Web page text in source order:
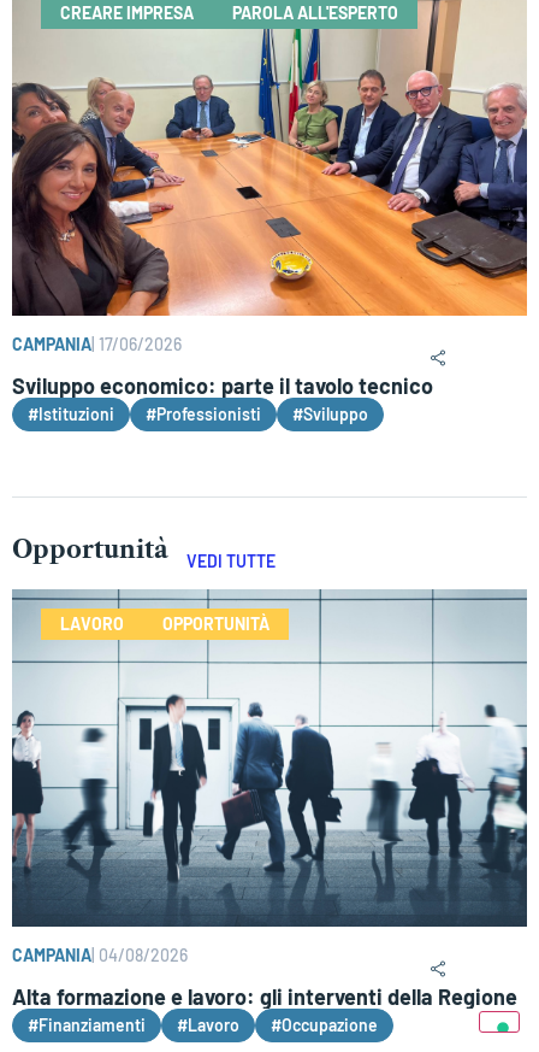
CREARE IMPRESA PAROLA ALL'ESPERTO
CAMPANIA 17/06/2026
Sviluppo economico: parte il tavolo tecnico
#Istituzioni #Professionisti #Sviluppo
Opportunità VEDI TUTTE
LAVORO OPPORTUNITÀ
CAMPANIA 04/08/2026
Alta formazione e lavoro: gli interventi della Regione
#Finanziamenti #Lavoro #Occupazione